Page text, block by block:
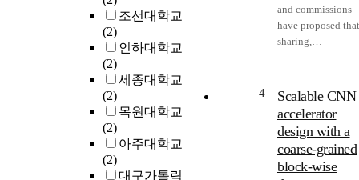
조선대학교
(2)
인하대학교
(2)
세종대학교
(2)
목원대학교
(2)
아주대학교
(2)
대구가톨릭
and commissions
have proposed that
sharing,
to more scientific
research data will
lead to increased
reuse of data in
academic research
and result in
4
Scalable CNN
accelerator
design with a
coarse-grained
block-wise